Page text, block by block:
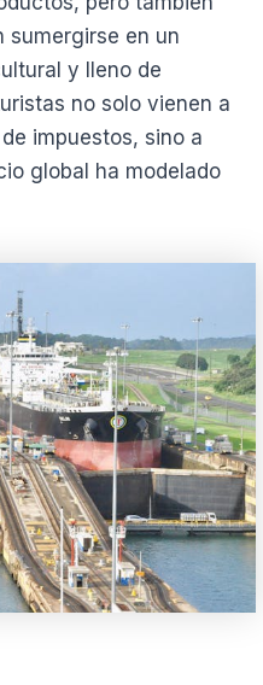
sumergirse en un
y lleno de
no solo vienen a
impuestos, sino a
global ha modelado